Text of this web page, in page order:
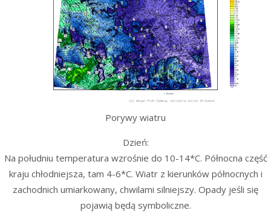
Porywy wiatru
Dzień:
Na południu temperatura wzrośnie do 10-14*C. Północna część
kraju chłodniejsza, tam 4-6*C. Wiatr z kierunków północnych i
zachodnich umiarkowany, chwilami silniejszy. Opady jeśli się
pojawią będą symboliczne.